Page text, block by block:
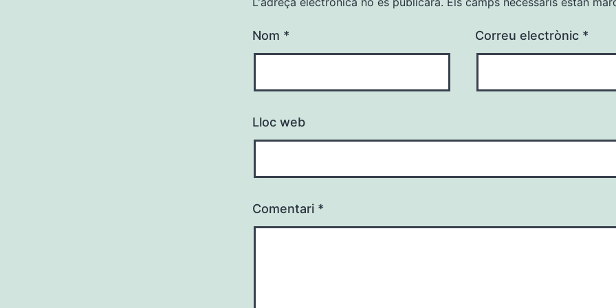
Nom * Correu electrònic *
Lloc web
Comentari *